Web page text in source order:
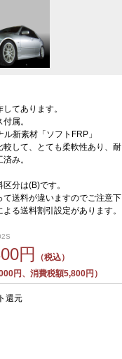
てあります。
属。
新素材「ソフトFRP」
して、とても柔軟性あり、
み。
分は(B)です。
て送料が違いますのでご注意
る送料割引設定があります
円
（税込）
円、消費税額5,800円）
還元